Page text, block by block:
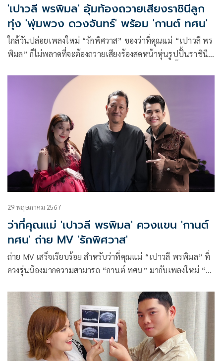
'เปาวลี พรพิมล' อุ้มท้องถวายเสียงราชินีลูก
ทุ่ง 'พุ่มพวง ดวงจันทร์' พร้อม 'กานต์ ทศน'
ใกล้วันปล่อยเพลงใหม่ “รักพิศวาส” ของว่าที่คุณแม่ “เปาวลี พร
พิมล” ก็ไม่พลาดที่จะต้องถวายเสียงร้องสดหน้าหุ่นรูปปั้นราชินี
ท้อง 6 เดือน มุ่งสู่ วัดทับกระดาน จังหวัดสุพรรณบุรี พร้อมหนุ่ม
“กานต์ ทศน” ที่มาร่วมถวายเสียงในครั้งนี้ ซึ่งนอกจากจะเป็น
เพลงจากปลายปากกาแล้ว ยังเป็นศิลปินรับเชิญร่วมร้องคู่อีกด้วย
29 พฤษภาคม 2567
ว่าที่คุณแม่ 'เปาวลี พรพิมล' ควงแขน 'กานต์
ทศน' ถ่าย MV 'รักพิศวาส'
ถ่าย MV เสร็จเรียบร้อย สำหรับว่าที่คุณแม่ “เปาวลี พรพิมล” ที่
ควงรุ่นน้องมากความสามารถ “กานต์ ทศน” มากับเพลงใหม่ “รัก
ลายเซ็นไว้ในเนื้อเพลงอย่างชัดเจนด้วยถ้อยคำที่สละสลวย